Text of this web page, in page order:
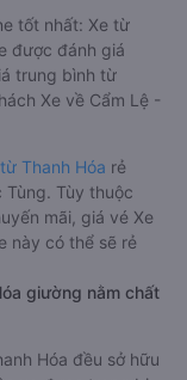
tốt nhất: Xe từ
được đánh giá
trung bình từ
Xe về Cẩm Lệ -
Thanh Hóa rẻ
Tùy thuộc
mãi, giá vé Xe
này có thể sẽ rẻ
giường nằm chất
Hóa đều sở hữu